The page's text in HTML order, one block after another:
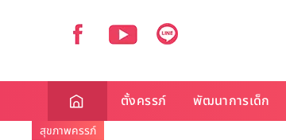
ตั้งครรภ์ พัฒนาการเด็ก
สุขภาพครรภ์